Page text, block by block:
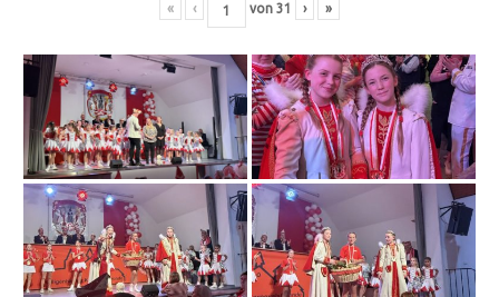
« ‹ von 31 › »